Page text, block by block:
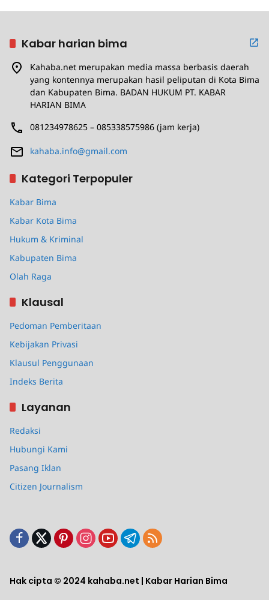
Kabar harian bima
Kahaba.net merupakan media massa berbasis daerah
yang kontennya merupakan hasil peliputan di Kota Bima
dan Kabupaten Bima. BADAN HUKUM PT. KABAR
HARIAN BIMA
081234978625 – 085338575986 (jam kerja)
kahaba.info@gmail.com
Kategori Terpopuler
Kabar Bima
Kabar Kota Bima
Hukum & Kriminal
Kabupaten Bima
Olah Raga
Klausal
Pedoman Pemberitaan
Kebijakan Privasi
Klausul Penggunaan
Indeks Berita
Layanan
Redaksi
Hubungi Kami
Pasang Iklan
Citizen Journalism
Hak cipta © 2024 kahaba.net | Kabar Harian Bima